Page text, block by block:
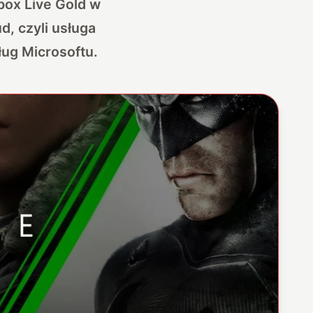
Live Gold w
czyli usługa
Microsoftu.